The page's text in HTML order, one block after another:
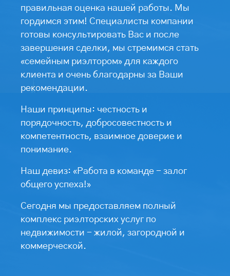
правильная оценка нашей работы. Мы
гордимся этим! Специалисты компании
готовы консультировать Вас и после
завершения сделки, мы стремимся стать
«семейным риэлтором» для каждого
клиента и очень благодарны за Ваши
рекомендации.
Наши принципы: честность и
порядочность, добросовестность и
компетентность, взаимное доверие и
понимание.
Наш девиз: «Работа в команде - залог
общего успеха!»
Сегодня мы предоставляем полный
комплекс риэлторских услуг по
недвижимости - жилой, загородной и
коммерческой.